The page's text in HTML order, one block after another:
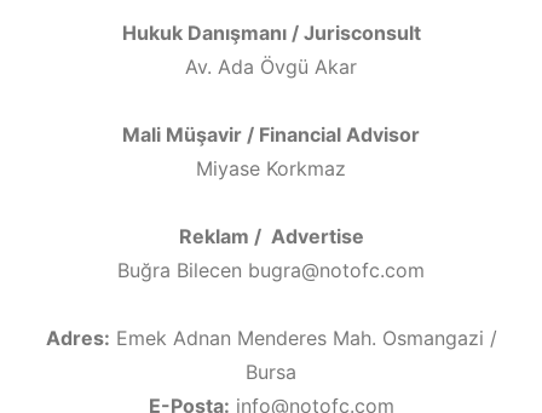
Hukuk Danışmanı / Jurisconsult
Av. Ada Övgü Akar
Mali Müşavir / Financial Advisor
Miyase Korkmaz
Reklam / Advertise
Buğra Bilecen bugra@notofc.com
Adres: Emek Adnan Menderes Mah. Osmangazi /
Bursa
E-Posta: info@notofc.com